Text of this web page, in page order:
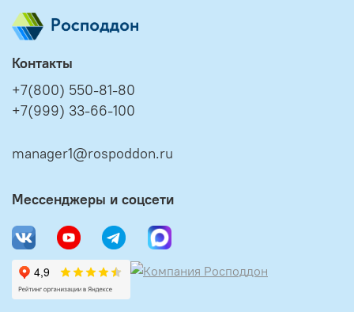
Контакты
+7(800) 550-81-80
+7(999) 33-66-100
manager1@rospoddon.ru
Мессенджеры и соцсети